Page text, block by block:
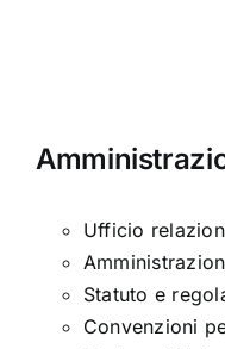
Ufficio
Statuto e
Convenzioni